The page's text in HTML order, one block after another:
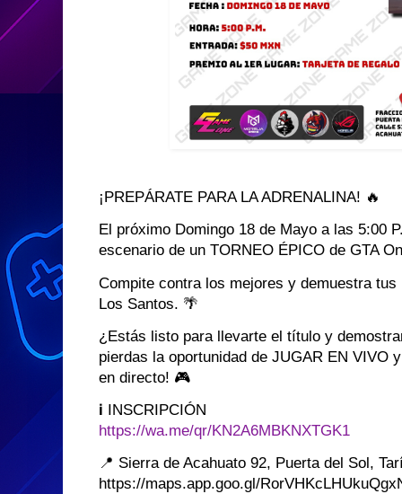
¡PREPÁRATE PARA LA ADRENALINA! 🔥
El próximo Domingo 18 de Mayo a las 5:00
escenario de un TORNEO ÉPICO de GTA
Compite contra los mejores y demuestra tus
Los Santos. 🌴
¿Estás listo para llevarte el título y
pierdas la oportunidad de JUGAR EN VIVO
en directo! 🎮
ℹ️ INSCRIPCIÓN
https://wa.me/qr/KN2A6MBKNXTGK1
📍 Sierra de Acahuato 92, Puerta del Sol,
https://maps.app.goo.gl/